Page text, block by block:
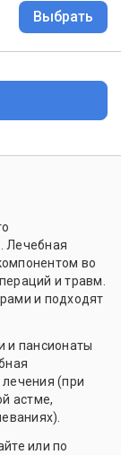
Выбрать
Лечебная
во
и травм.
и подходят
и пансионаты
(при
астме,
или по